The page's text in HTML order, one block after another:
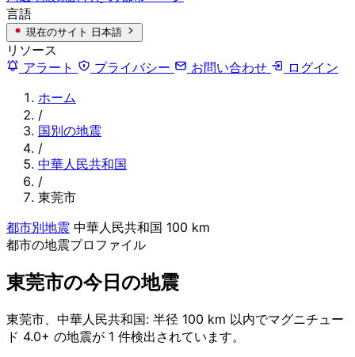
言語
現在のサイト 日本語
リソース
アラート
プライバシー お問い合わせ
ログイン
ホーム
/
国別の地震
/
中華人民共和国
/
東莞市
都市別地震 中華人民共和国 100 km
都市の地震プロファイル
東莞市の今日の地震
東莞市、中華人民共和国: 半径 100 km 以内でマグニチュー
ド 4.0+ の地震が 1 件検出されています。